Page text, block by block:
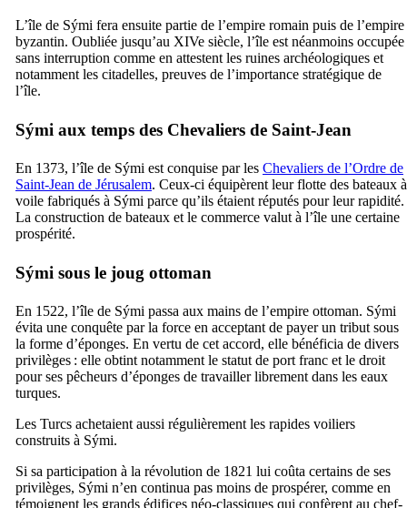
L’île de Sými fera ensuite partie de l’empire romain puis de l’empire
byzantin. Oubliée jusqu’au XIVe siècle, l’île est néanmoins occupée
sans interruption comme en attestent les ruines archéologiques et
notamment les citadelles, preuves de l’importance stratégique de
l’île.
Sými aux temps des Chevaliers de Saint-Jean
En 1373, l’île de Sými est conquise par les Chevaliers de l’Ordre de
Saint-Jean de Jérusalem. Ceux-ci équipèrent leur flotte des bateaux à
voile fabriqués à Sými parce qu’ils étaient réputés pour leur rapidité.
La construction de bateaux et le commerce valut à l’île une certaine
prospérité.
Sými sous le joug ottoman
En 1522, l’île de Sými passa aux mains de l’empire ottoman. Sými
évita une conquête par la force en acceptant de payer un tribut sous
la forme d’éponges. En vertu de cet accord, elle bénéficia de divers
privilèges : elle obtint notamment le statut de port franc et le droit
pour ses pêcheurs d’éponges de travailler librement dans les eaux
turques.
Les Turcs achetaient aussi régulièrement les rapides voiliers
construits à Sými.
Si sa participation à la révolution de 1821 lui coûta certains de ses
privilèges, Sými n’en continua pas moins de prospérer, comme en
témoignent les grands édifices néo-classiques qui confèrent au chef-